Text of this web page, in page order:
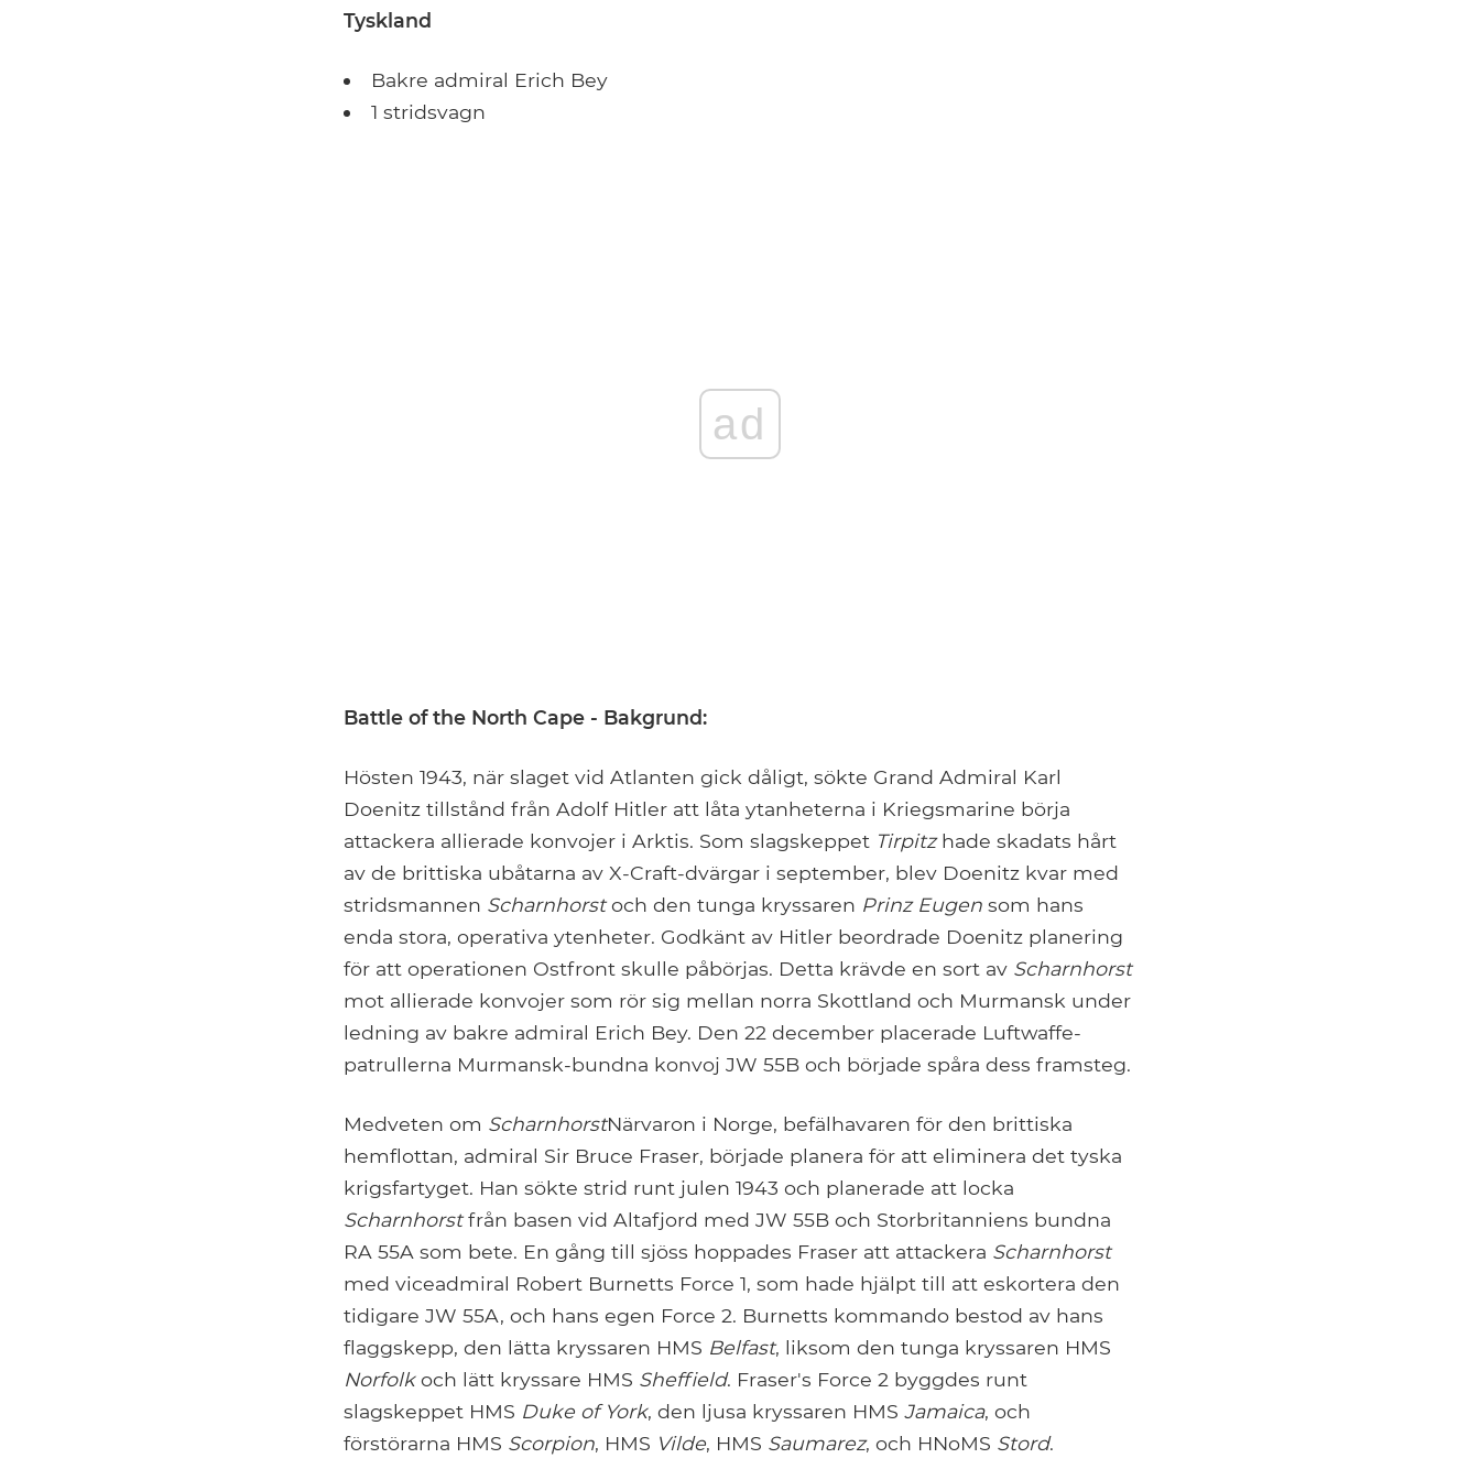
Tyskland
Bakre admiral Erich Bey
1 stridsvagn
ad
Battle of the North Cape - Bakgrund:
Hösten 1943, när slaget vid Atlanten gick dåligt, sökte Grand Admiral Karl
Doenitz tillstånd från Adolf Hitler att låta ytanheterna i Kriegsmarine börja
attackera allierade konvojer i Arktis. Som slagskeppet Tirpitzhade skadats hårt
av de brittiska ubåtarna av X-Craft-dvärgar i september, blev Doenitz kvar med
stridsmannen Scharnhorstoch den tunga kryssaren Prinz Eugen som hans
enda stora, operativa ytenheter. Godkänt av Hitler beordrade Doenitz planering
för att operationen Ostfront skulle påbörjas. Detta krävde en sort av Scharnhorst
mot allierade konvojer som rör sig mellan norra Skottland och Murmansk under
ledning av bakre admiral Erich Bey. Den 22 december placerade Luftwaffe-
patrullerna Murmansk-bundna konvoj JW 55B och började spåra dess framsteg.
Medveten om ScharnhorstNärvaron i Norge, befälhavaren för den brittiska
hemflottan, admiral Sir Bruce Fraser, började planera för att eliminera det tyska
krigsfartyget. Han sökte strid runt julen 1943 och planerade att locka
Scharnhorstfrån basen vid Altafjord med JW 55B och Storbritanniens bundna
RA 55A som bete. En gång till sjöss hoppades Fraser att attackera Scharnhorst
med viceadmiral Robert Burnetts Force 1, som hade hjälpt till att eskortera den
tidigare JW 55A, och hans egen Force 2. Burnetts kommando bestod av hans
flaggskepp, den lätta kryssaren HMS Belfast, liksom den tunga kryssaren HMS
Norfolkoch lätt kryssare HMS Sheffield. Fraser's Force 2 byggdes runt
slagskeppet HMS Duke of York, den ljusa kryssaren HMS Jamaica, och
förstörarna HMS Scorpion, HMS Vilde, HMS Saumarez, och HNoMS Stord.